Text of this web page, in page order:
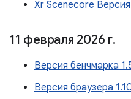
Xr Scenecore
11 февраля 2026 г.
Версия бенчмарка
Версия браузера